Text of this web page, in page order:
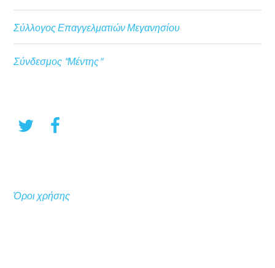
Σύλλογος Επαγγελματιών Μεγανησίου
Σύνδεσμος "Μέντης"
Όροι χρήσης